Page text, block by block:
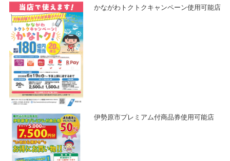
かながわトクトクキャンペーン使用可能店
伊勢原市プレミアム付商品券使用可能店